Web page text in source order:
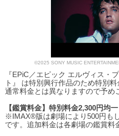
©2025 SONY MUSIC
『EPiC／エピック エルヴィス・
ト』 は特別興行作品のため特別料
通常料金とは異なりますので予め
【鑑賞料金】特別料金2,300円均一
※IMAX®版は劇場により500円も
です。追加料金は各劇場の鑑賞料